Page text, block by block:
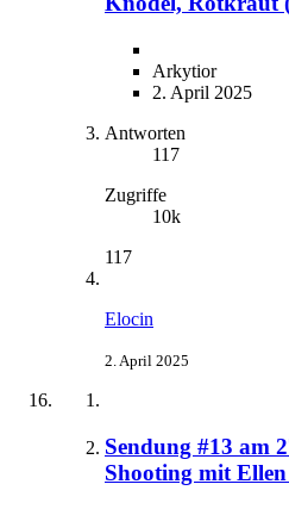
Arkytior
2. April 2025
Antworten
117
Zugriffe
10k
117
Elocin
2. April 2025
Sendung #13 am
Shooting mit